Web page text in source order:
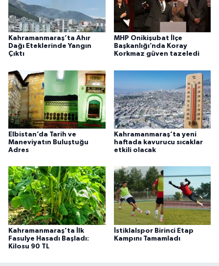
Kahramanmaraş’ta Ahır
Dağı Eteklerinde Yangın
Çıktı
MHP Onikişubat İlçe
Başkanlığı’nda Koray
Korkmaz güven tazeledi
Elbistan’da Tarih ve
Maneviyatın Buluştuğu
Adres
Kahramanmaraş’ta yeni
haftada kavurucu sıcaklar
etkili olacak
Kahramanmaraş’ta İlk
Fasulye Hasadı Başladı:
Kilosu 90 TL
İstiklalspor Birinci Etap
Kampını Tamamladı